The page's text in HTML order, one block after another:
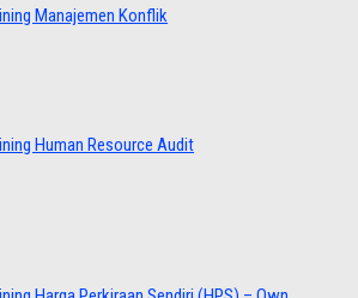
Manajemen Konflik
Human Resource Audit